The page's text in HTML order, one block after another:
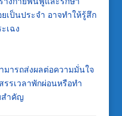
ป็นประจำ อาจทำให้รู้สึก
เฉง
มารถส่งผลต่อความมั่นใจ
รเวลาพักผ่อนหรือทำ
สำคัญ